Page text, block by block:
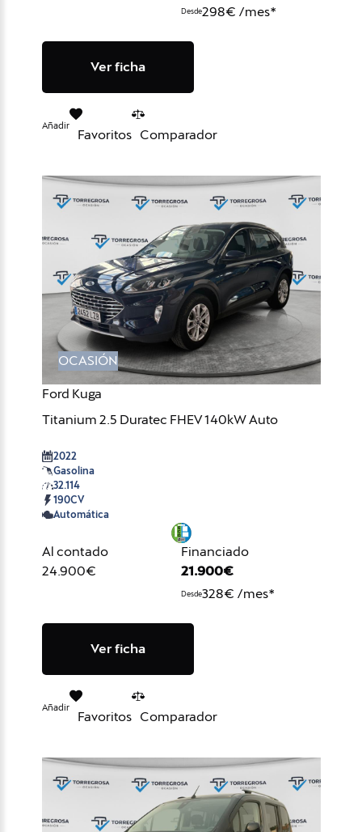
Desde298€ /mes*
Ver ficha
Añadir
Favoritos Comparador
OCASIÓN
Ford Kuga
Titanium 2.5 Duratec FHEV 140kW Auto
2022
Gasolina
32.114
190CV
Automática
Al contado
24.900€
Financiado
21.900€
Desde328€ /mes*
Ver ficha
Añadir
Favoritos Comparador